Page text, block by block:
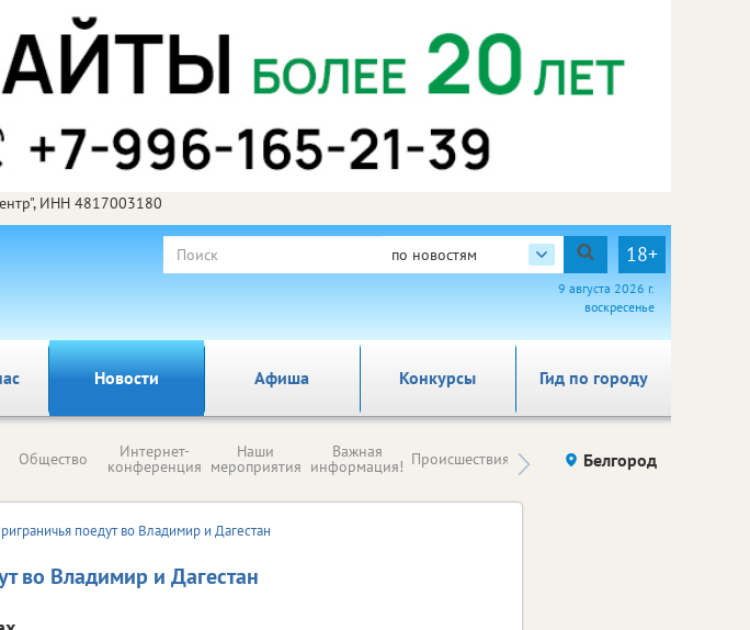
ИНН 4817003180
по новостям 18+
9 августа 2026 г.
воскресенье
Новости Афиша Гид по городу
Конкурсы
Общество Интернет-
конференция
Наши
мероприятия
Важная
информация! Происшествия Здоровье компаний (на
правах
Белгород
поедут во Владимир и Дагестан
во Владимир и Дагестан